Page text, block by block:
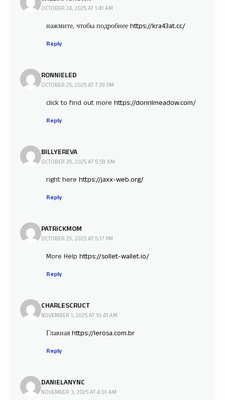
OCTOBER 24, 2025 AT 1:41 AM
нажмите, чтобы подробнее https://kra43at.cc/
Reply
RONNIELED
OCTOBER 25, 2025 AT 7:39 PM
click to find out more https://donrilmeadow.com/
Reply
BILLYEREVA
OCTOBER 29, 2025 AT 5:59 AM
right here https://jaxx-web.org/
Reply
PATRICKMOM
OCTOBER 29, 2025 AT 5:17 PM
More Help https://sollet-wallet.io/
Reply
CHARLESCRUCT
NOVEMBER 1, 2025 AT 10:41 AM
Главная https://lerosa.com.br
Reply
DANIELANYNC
NOVEMBER 3, 2025 AT 4:01 AM